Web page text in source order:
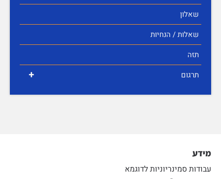
שאלון
שאלות / הנחיות
תזה
+ תרגום
מידע
עבודות סמינריוניות לדוגמא